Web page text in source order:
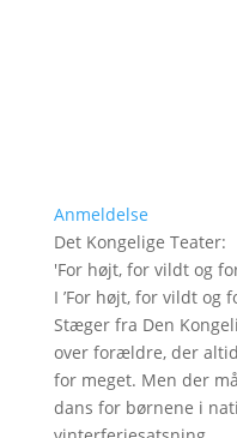
Anmeldelse
Det Kongelige Teater:
'For højt, for vildt og
I ’For højt, for vildt og
Stæger fra Den
over forældre, der
for meget. Men der
dans for børnene i